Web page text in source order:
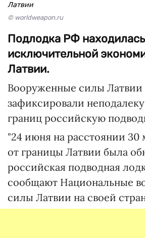
Латвии
© worldweapon.ru
Подлодка РФ
исключительной
Латвии.
Вооруженные силы Латвии
зафиксировали
границ российскую
"24 июня на расстоянии
от границы Латвии была
российская подводная
сообщают Национальные
силы Латвии на своей